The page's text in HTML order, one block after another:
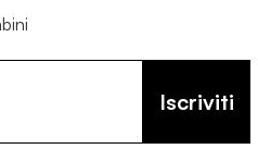
Iscriviti